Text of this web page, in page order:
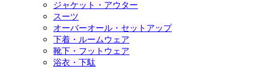
ジャケット・アウター
スーツ
オーバーオール・セットアップ
下着・ルームウェア
靴下・フットウェア
浴衣・下駄